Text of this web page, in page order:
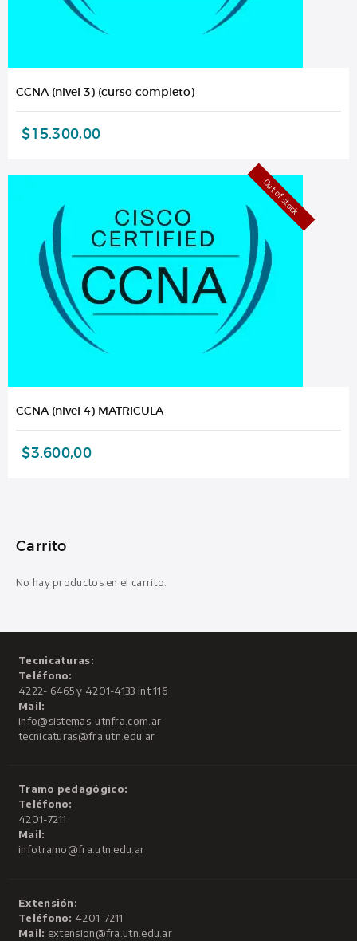
CCNA (nivel 3) (curso completo)
$15.300,00
Out of stock
CCNA (nivel 4) MATRICULA
$3.600,00
Carrito
No hay productos en el carrito.
Tecnicaturas:
Teléfono:
4222- 6465 y 4201-4133 int 116
Mail:
info@sistemas-utnfra.com.ar
tecnicaturas@fra.utn.edu.ar
Tramo pedagógico:
Teléfono:
4201-7211
Mail:
infotramo@fra.utn.edu.ar
Extensión:
Teléfono: 4201-7211
Mail: extension@fra.utn.edu.ar